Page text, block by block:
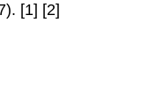
[1] [2]